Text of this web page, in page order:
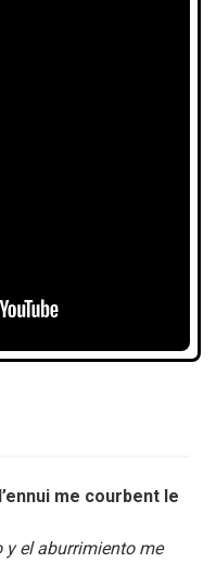
me courbent le
y el aburrimiento me